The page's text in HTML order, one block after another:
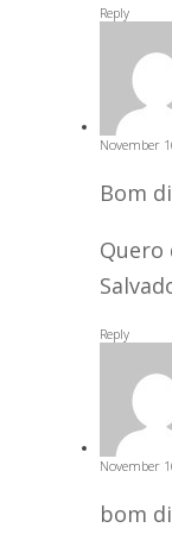
Reply
November
Bom
Quero
Reply
November
bom